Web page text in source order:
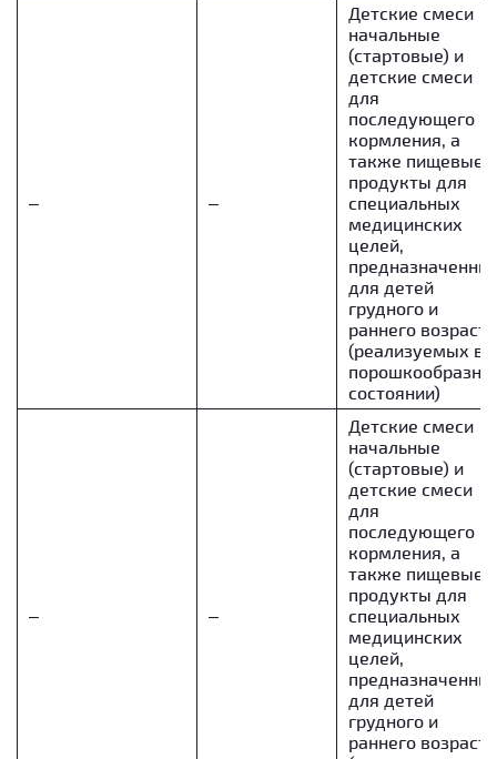
– –
Детские смеси
начальные
(стартовые) и
детские смеси
для
последующего
кормления, а
также пищевые
продукты для
специальных
медицинских
целей,
для детей
грудного и
раннего возраста
(реализуемых в
состоянии)
– –
Детские смеси
начальные
(стартовые) и
детские смеси
для
последующего
кормления, а
также пищевые
продукты для
специальных
медицинских
целей,
для детей
грудного и
раннего возраста